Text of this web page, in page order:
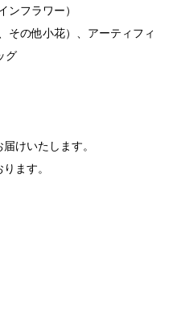
フラワー）
その他小花）、アーティフィ
グ
けいたします。
ます。